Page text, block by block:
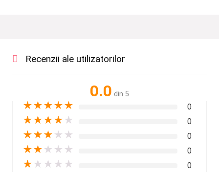
Recenzii ale utilizatorilor
0.0 din 5
★★★★★ 0
★★★★ ★ 0
★★★ ★ ★ 0
★★ ★ ★ ★ 0
★ ★ ★ ★ ★ 0